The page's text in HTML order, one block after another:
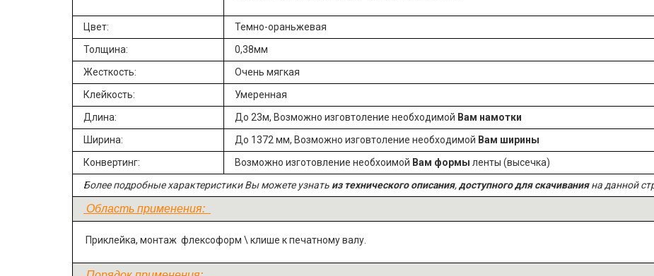
Цвет:
Темно-ораньжевая
Толщина:
0,38мм
Жесткость:
Очень мягкая
Клейкость:
Умеренная
Длина:
До 23м, Возможно изговтоление необходимой Вам намотки
Ширина:
До 1372 мм, Возможно изговтоление необходимой Вам ширины
Конвертинг:
Возможно изготовление необхоимой Вам формы ленты (высечка)
Более подробные характеристики Вы можете узнать из технического описания,доступного для скачиванияна данной
Область применения:
Приклейка, монтаж флексоформ \ клише к печатному валу.